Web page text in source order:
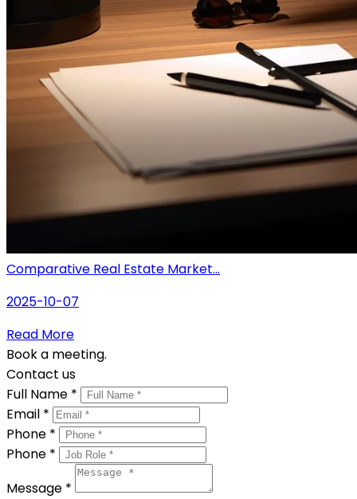
Comparative Real Estate Market...
2025-10-07
Read More
Book a meeting.
Contact us
Full Name *
Email *
Phone *
Phone *
Message *